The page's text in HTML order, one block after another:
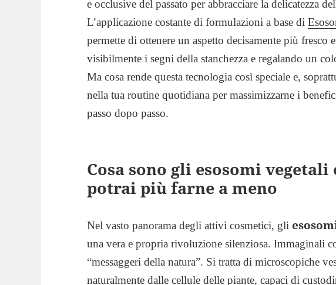
e occlusive del passato per abbracciare la delicatezza
L’applicazione costante di formulazioni a base di
permette di ottenere un aspetto decisamente più fresco
visibilmente i segni della stanchezza e regalando un
Ma cosa rende questa tecnologia così speciale e,
nella tua routine quotidiana per massimizzarne i
passo dopo passo.
Cosa sono gli esosomi vegetali
potrai più farne a meno
Nel vasto panorama degli attivi cosmetici, gli
una vera e propria rivoluzione silenziosa. Immaginali
“messaggeri della natura”. Si tratta di microscopiche
naturalmente dalle cellule delle piante, capaci di